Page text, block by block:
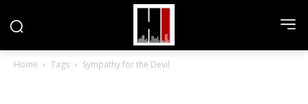
Home Tags Sympathy for the Devil